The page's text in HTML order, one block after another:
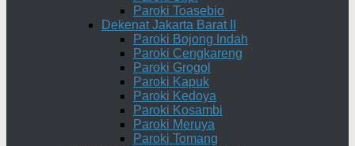
Paroki Toasebio
Dekenat Jakarta Barat II
Paroki Bojong Indah
Paroki Cengkareng
Paroki Grogol
Paroki Kapuk
Paroki Kedoya
Paroki Kosambi
Paroki Meruya
Paroki Tomang